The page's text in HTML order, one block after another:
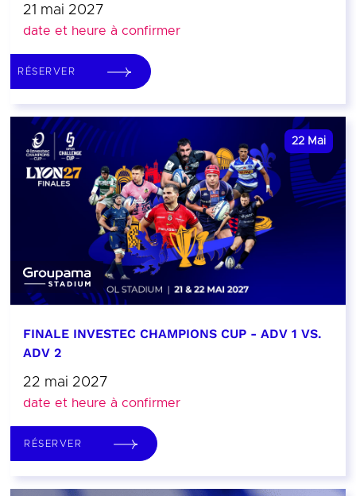
21 mai 2027
date et heure à confirmer
RÉSERVER
22 Mai
FINALE INVESTEC CHAMPIONS CUP - ADV 1 VS.
ADV 2
22 mai 2027
date et heure à confirmer
RÉSERVER